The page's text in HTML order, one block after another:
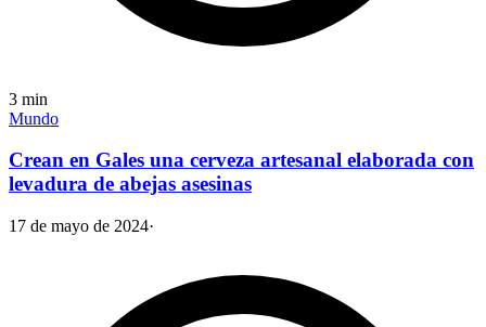
3 min
Mundo
Crean en Gales una cerveza artesanal elaborada con
levadura de abejas asesinas
17 de mayo de 2024·